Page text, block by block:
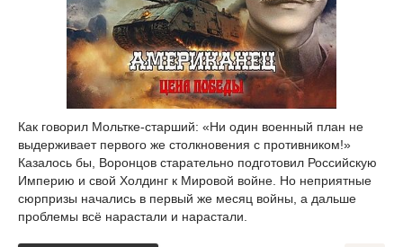
Как говорил Мольтке-старший: «Ни один военный план не
выдерживает первого же столкновения с противником!»
Казалось бы, Воронцов старательно подготовил Российскую
Империю и свой Холдинг к Мировой войне. Но неприятные
сюрпризы начались в первый же месяц войны, а дальше
проблемы всё нарастали и нарастали.